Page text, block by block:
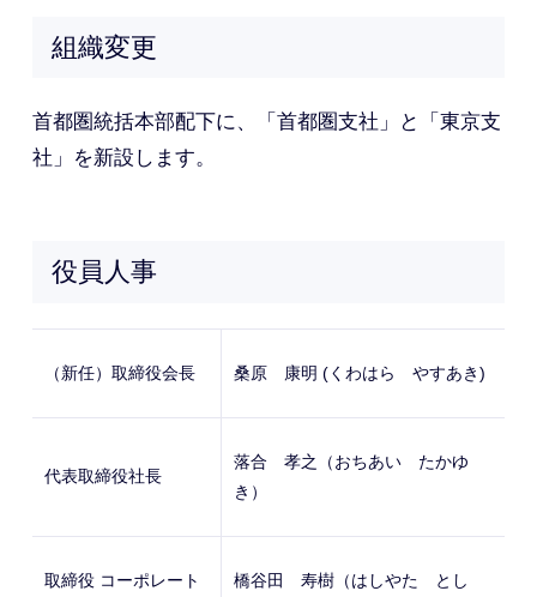
組織変更
首都圏統括本部配下に、「首都圏支社」と「東京支
社」を新設します。
役員人事
（新任）取締役会長 桑原 康明 (くわはら やすあき)
代表取締役社長
落合 孝之（おちあい たかゆ
き）
取締役 コーポレート
橋谷田 寿樹（はしやた とし